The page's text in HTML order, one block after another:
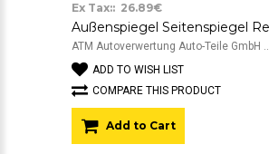
Ex Tax:: 26.89€
ATM Autoverwertung Auto-Teile GmbH ..
ADD TO WISH LIST
COMPARE THIS PRODUCT
Add to Cart